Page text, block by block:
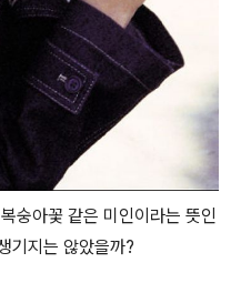
숭아꽃 같은 미인이라는 뜻인
기지는 않았을까?